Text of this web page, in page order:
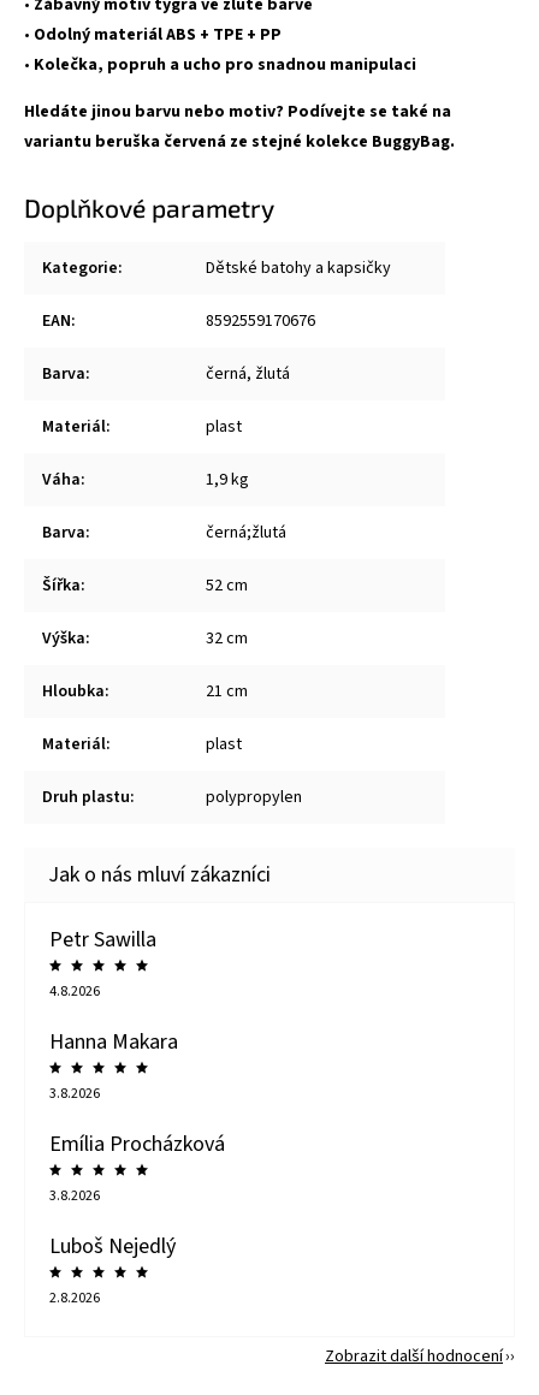
• Zábavný motiv tygra ve žluté barvě
• Odolný materiál ABS + TPE + PP
• Kolečka, popruh a ucho pro snadnou manipulaci
Hledáte jinou barvu nebo motiv? Podívejte se také na
variantu beruška červená ze stejné kolekce BuggyBag.
Doplňkové parametry
Kategorie: Dětské batohy a kapsičky
EAN: 8592559170676
Barva: černá, žlutá
Materiál: plast
Váha: 1,9 kg
Barva: černá;žlutá
Šířka: 52 cm
Výška: 32 cm
Hloubka: 21 cm
Materiál: plast
Druh plastu: polypropylen
Petr Sawilla
4.8.2026
Hanna Makara
3.8.2026
Emília Procházková
3.8.2026
Luboš Nejedlý
2.8.2026
Zobrazit další hodnocení